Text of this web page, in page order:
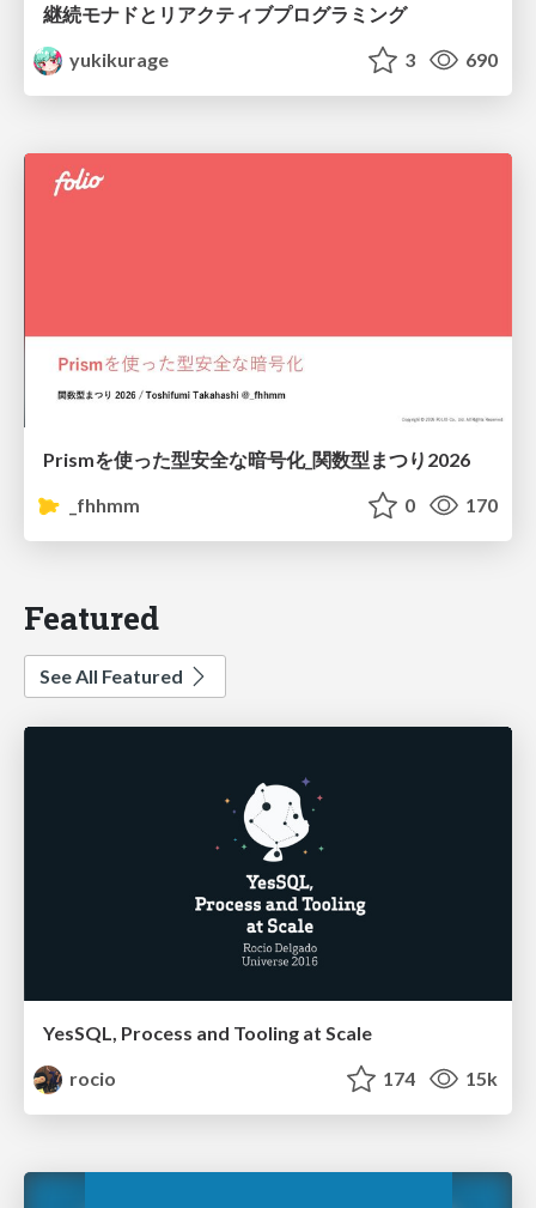
継続モナドとリアクティブプログラミング
yukikurage
3 690
Prismを使った型安全な暗号化_関数型まつり2026
_fhhmm
0 170
Featured
See All Featured
YesSQL, Process and Tooling at Scale
rocio
174 15k